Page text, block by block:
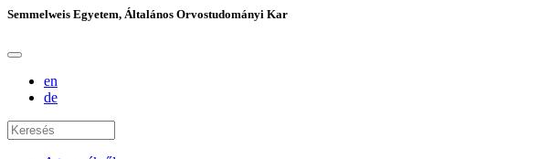
Semmelweis Egyetem, Általános Orvostudományi Kar
en
de